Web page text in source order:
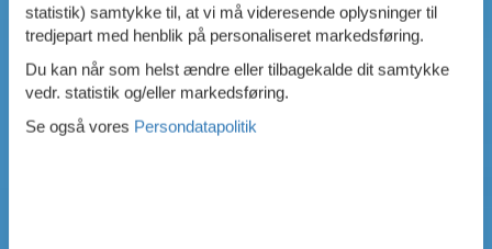
statistik) samtykke til, at vi må videresende oplysninger til
tredjepart med henblik på personaliseret markedsføring.
Du kan når som helst ændre eller tilbagekalde dit samtykke
vedr. statistik og/eller markedsføring.
Se også vores Persondatapolitik